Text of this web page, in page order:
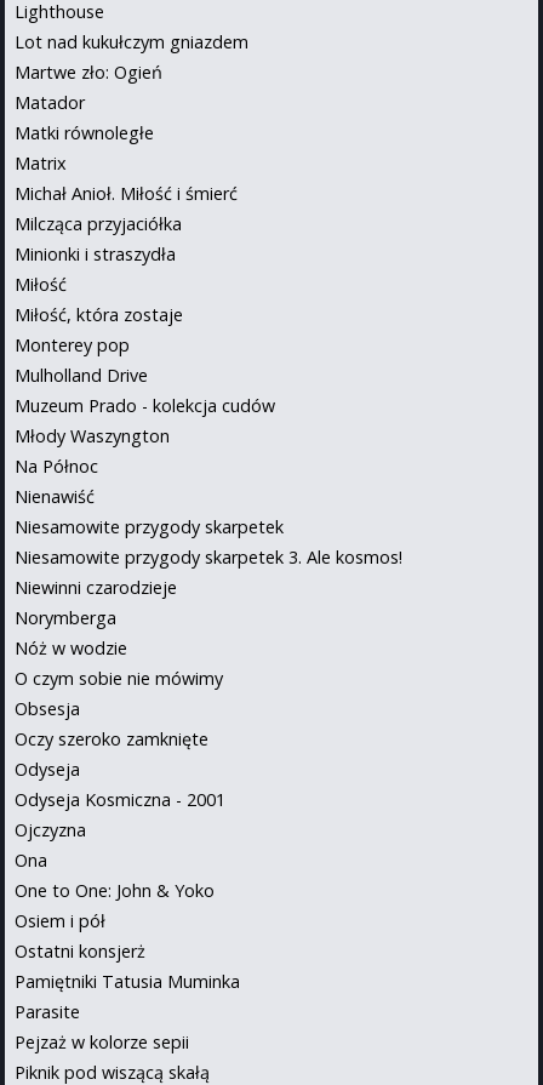
Lighthouse
Lot nad kukułczym gniazdem
Martwe zło: Ogień
Matador
Matki równoległe
Matrix
Michał Anioł. Miłość i śmierć
Milcząca przyjaciółka
Minionki i straszydła
Miłość
Miłość, która zostaje
Monterey pop
Mulholland Drive
Muzeum Prado - kolekcja cudów
Młody Waszyngton
Na Północ
Nienawiść
Niesamowite przygody skarpetek
Niesamowite przygody skarpetek 3. Ale kosmos!
Niewinni czarodzieje
Norymberga
Nóż w wodzie
O czym sobie nie mówimy
Obsesja
Oczy szeroko zamknięte
Odyseja
Odyseja Kosmiczna - 2001
Ojczyzna
Ona
One to One: John & Yoko
Osiem i pół
Ostatni konsjerż
Pamiętniki Tatusia Muminka
Parasite
Pejzaż w kolorze sepii
Piknik pod wiszącą skałą